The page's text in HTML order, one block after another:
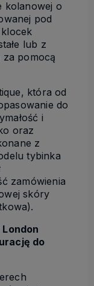
kolanowej o
pod
lub z
za pomocą
która od
do
i
oraz
z
tybinka
zamówienia
skóry
do